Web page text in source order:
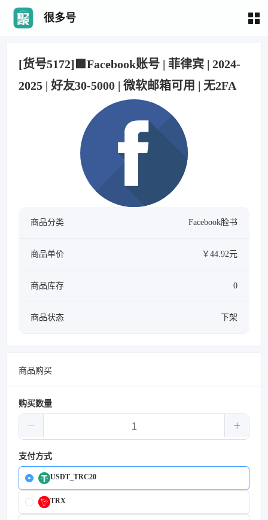
很多号
[货号5172]🟩Facebook账号 | 菲律宾 | 2024-
2025 | 好友30-5000 | 微软邮箱可用 | 无2FA
商品分类 Facebook脸书
商品单价 ￥44.92元
商品库存 0
商品状态 下架
商品购买
购买数量
支付方式
USDT_TRC20
TRX